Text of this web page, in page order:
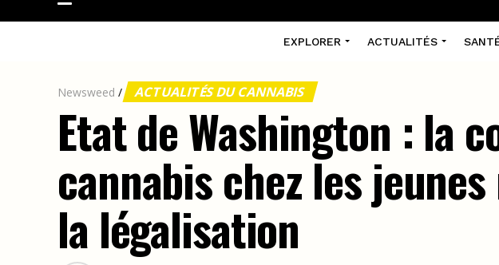
EXPLORER ACTUALITÉS
Newsweed / ACTUALITÉS DU CANNABIS
Etat de Washington : la
cannabis chez les
la légalisation